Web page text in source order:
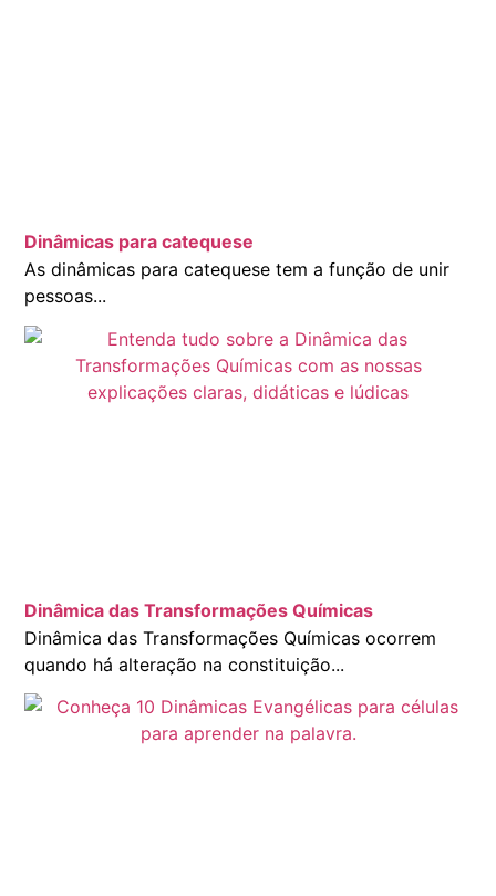
Dinâmicas para catequese
As dinâmicas para catequese tem a função de unir
pessoas...
Dinâmica das Transformações Químicas
Dinâmica das Transformações Químicas ocorrem
quando há alteração na constituição...